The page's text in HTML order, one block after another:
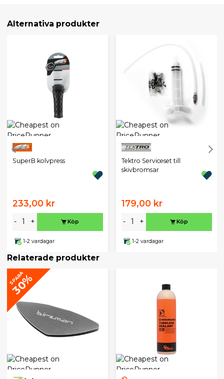
Alternativa produkter
SuperB kolvpress
233,00 kr
- + Köp
1-2 vardagar
Tektro Serviceset till
skivbromsar
179,00 kr
- + Köp
1-2 vardagar
Relaterade produkter
SPARA
30%